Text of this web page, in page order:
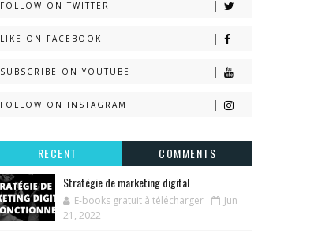
FOLLOW ON TWITTER
LIKE ON FACEBOOK
SUBSCRIBE ON YOUTUBE
FOLLOW ON INSTAGRAM
RECENT
COMMENTS
Stratégie de marketing digital
E-books gratuit à télécharger
Jun
21, 2022